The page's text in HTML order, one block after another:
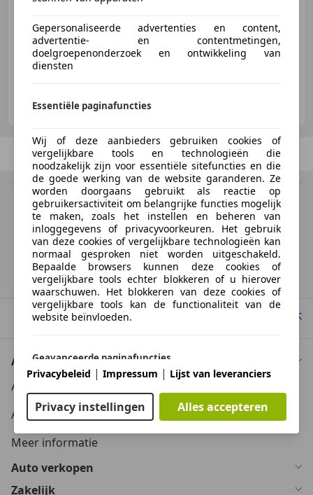
01/2004 311.260 km Benzine 246 kW (334 PK)
NL-2022 EA HAARLEM
Vorige /1 Volgende
BTW verrekenbaar
Specificatie van de fabrikant voor nieuwe voertuigen. Afhankelijk van de
kilometerstand, het rijgedrag, de leeftijd van de batterij en het
laadgedrag, kan de radius van occasies aanzienlijk variëren.
Homepage
Auto kopen
Auto kooptips
Auto zoektips
Meer informatie
Auto verkopen
Zakelijk
Gepersonaliseerde advertenties en content,
advertentie- en contentmetingen,
doelgroepenonderzoek en ontwikkeling van
diensten
Essentiële paginafuncties
Wij of deze aanbieders gebruiken cookies of
vergelijkbare tools en technologieën die
noodzakelijk zijn voor essentiële sitefuncties en die
de goede werking van de website garanderen. Ze
worden doorgaans gebruikt als reactie op
gebruikersactiviteit om belangrijke functies mogelijk
te maken, zoals het instellen en beheren van
inloggegevens of privacyvoorkeuren. Het gebruik
van deze cookies of vergelijkbare technologieën kan
normaal gesproken niet worden uitgeschakeld.
Bepaalde browsers kunnen deze cookies of
vergelijkbare tools echter blokkeren of u hierover
waarschuwen. Het blokkeren van deze cookies of
vergelijkbare tools kan de functionaliteit van de
website beïnvloeden.
Geavanceerde paginafuncties
technologische middelen, waaronder cookies en
vergelijkbare tools op onze website, om u
uitgebreide sitefuncties aan te bieden en een
verbeterde gebruikerservaring te garanderen. Via
deze uitgebreide functionaliteiten maken we het
mogelijk om ons aanbod te personaliseren -
bijvoorbeeld om uw zoekopdrachten bij een later
bezoek voort te zetten, om u geschikte aanbiedingen
Privacybeleid | Impressum | Lijst van leveranciers
Privacy instellingen Alles accepteren